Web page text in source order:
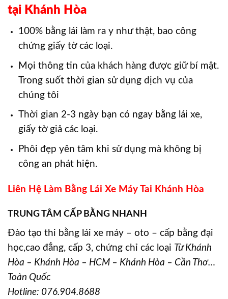
tại Khánh Hòa
100% bằng lái làm ra y như thật, bao công
chứng giấy tờ các loại.
Mọi thông tin của khách hàng được giữ bí mật.
Trong suốt thời gian sử dụng dịch vụ của
chúng tôi
Thời gian 2-3 ngày bạn có ngay bằng lái xe,
giấy tờ giả các loại.
Phôi đẹp yên tâm khi sử dụng mà không bị
công an phát hiện.
Liên Hệ Làm Bằng Lái Xe Máy Tai Khánh Hòa
TRUNG TÂM CẤP BẰNG NHANH
Đào tạo thi bằng lái xe máy – oto – cấp bằng đại
học,cao đẳng, cấp 3, chứng chỉ các loại Từ Khánh
Hòa – Khánh Hòa – HCM – Khánh Hòa – Cần Thơ…
Toàn Quốc
Hotline: 076.904.8688